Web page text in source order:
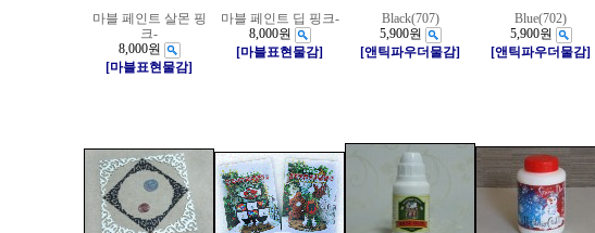
마블 페인트 살몬 핑
크-
8,000원
[마블표현물감]
마블 페인트 딥 핑크-
8,000원
[마블표현물감]
Black(707)
5,900원
[앤틱파우더물감]
Blue(702)
5,900원
[앤틱파우더물감]